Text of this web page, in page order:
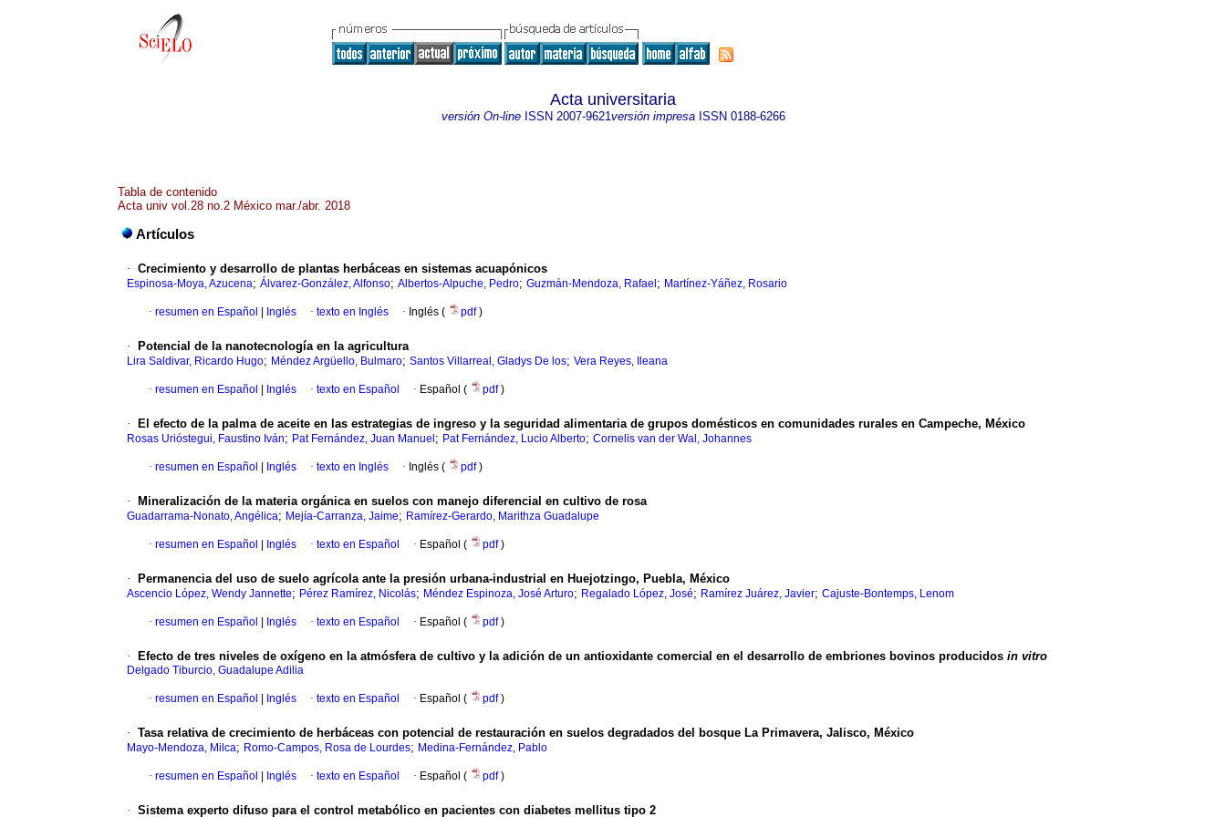
Acta universitaria
versión On-lineISSN 2007-9621versión impresaISSN 0188-6266
Tabla de contenido
Acta univ vol.28 no.2 México mar./abr. 2018
Artículos
· Crecimiento y desarrollo de plantas herbáceas en sistemas acuapónicos
Espinosa-Moya, Azucena; Álvarez-González, Alfonso; Albertos-Alpuche, Pedro; Guzmán-Mendoza, Rafael ; Martínez-Yáñez, Rosario
· resumen en Español Inglés · texto en Inglés · Inglés ( pdf)
· Potencial de la nanotecnología en la agricultura
Lira Saldivar, Ricardo Hugo; Méndez Argüello, Bulmaro; Santos Villarreal, Gladys De los; Vera Reyes, Ileana
· resumen en Español Inglés · texto en Español · Español ( pdf)
· El efecto de la palma de aceite en las estrategias de ingreso y la seguridad alimentaria de grupos domésticos en comunidades rurales en Campeche, México
Rosas Urióstegui, Faustino Iván; Pat Fernández, Juan Manuel ; Pat Fernández, Lucio Alberto; Cornelis van der Wal, Johannes
· resumen en Español Inglés · texto en Inglés · Inglés ( pdf)
· Mineralización de la materia orgánica en suelos con manejo diferencial en cultivo de rosa
Guadarrama-Nonato, Angélica; Mejía-Carranza, Jaime; Ramírez-Gerardo, Marithza Guadalupe
· resumen en Español Inglés · texto en Español · Español ( pdf)
· Permanencia del uso de suelo agrícola ante la presión urbana-industrial en Huejotzingo, Puebla, México
Ascencio López, Wendy Jannette; Pérez Ramírez, Nicolás; Méndez Espinoza, José Arturo; Regalado López, José; Ramírez Juárez, Javier; Cajuste-Bontemps, Lenom
· resumen en Español Inglés · texto en Español · Español ( pdf)
· Efecto de tres niveles de oxígeno en la atmósfera de cultivo y la adición de un antioxidante comercial en el desarrollo de embriones bovinos producidos in vitro
Delgado Tiburcio, Guadalupe Adilia
· resumen en Español Inglés · texto en Español · Español ( pdf)
· Tasa relativa de crecimiento de herbáceas con potencial de restauración en suelos degradados del bosque La Primavera, Jalisco, México
Mayo-Mendoza, Milca; Romo-Campos, Rosa de Lourdes; Medina-Fernández, Pablo
· resumen en Español Inglés · texto en Español · Español ( pdf)
· Sistema experto difuso para el control metabólico en pacientes con diabetes mellitus tipo 2